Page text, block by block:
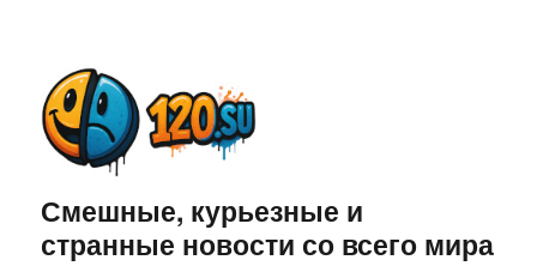
Смешные, курьезные и
странные новости со всего мира